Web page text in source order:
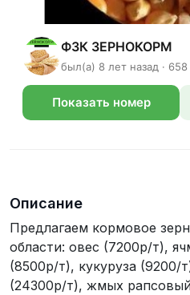
ФЗК ЗЕРНОКОРМ
был(а) 8 лет назад ·
Показать номер
Описание
Предлагаем кормовое
области: овес (7200р/т),
(8500р/т), кукуруза
(24300р/т), жмых